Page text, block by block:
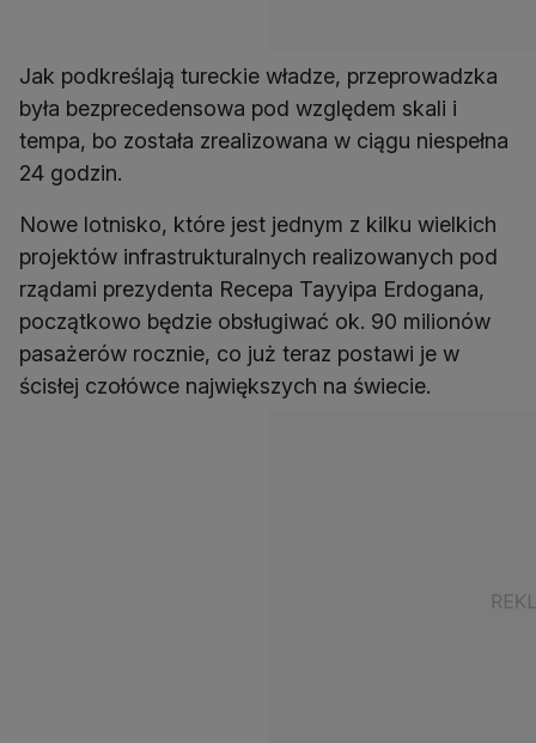
Jak podkreślają tureckie władze, przeprowadzka
była bezprecedensowa pod względem skali i
tempa, bo została zrealizowana w ciągu niespełna
24 godzin.
Nowe lotnisko, które jest jednym z kilku wielkich
projektów infrastrukturalnych realizowanych pod
rządami prezydenta Recepa Tayyipa Erdogana,
początkowo będzie obsługiwać ok. 90 milionów
pasażerów rocznie, co już teraz postawi je w
ścisłej czołówce największych na świecie.